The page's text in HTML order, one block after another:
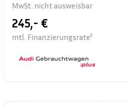
MwSt. nicht ausweisbar
245,- €
mtl. Finanzierungsrate²